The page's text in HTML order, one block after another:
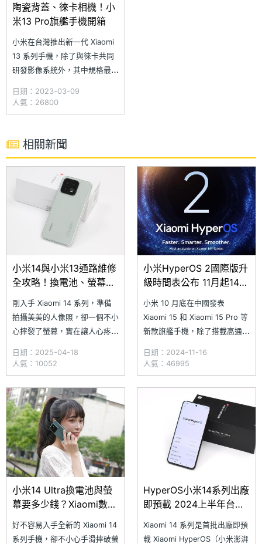
陶瓷背蓋、徠卡相機！小
米13 Pro旗艦手機開箱
小米在台灣推出新一代 Xiaomi
13 系列手機，除了與徠卡共同
研發影像系統外，其中規格最高
身搭配 6.73 吋雙曲面螢幕設
計，正面覆蓋康寧大猩猩
水等級，内建 4,820mAh 電
日期：2023-03-09
人氣：26800
相關新聞
小米14與小米13通路維修
全攻略！換電池、螢幕費
用一篇搞懂(2025.4)
剛入手 Xiaomi 14 系列，準備
拍攝美美的人像照，卻一個不小
心摔裂了螢幕，實在讓人心疼不
字系列手機雖然還能使用，但電
池續航力早已大不如前，時時刻
刻都得帶著充電器？別擔心！小
編特別整理了 SOGI 合作維修店
的最新 Xiaomi 數字系列螢幕與
電池更換報價，讓
日期：2025-04-18
人氣：10052
小米HyperOS 2國際版升
級時間表公布 11月起14T
系列率先開放更新
小米 10 月底在中國發表
Xiaomi 15 和 Xiaomi 15 Pro 等
新款旗艦手機，除了搭載高通
平台，同時啟用最新的 Xiaomi
HyperOS 2（小米澎湃 OS 2）
使用介面，並公布中國版機型的
升級時間表。稍早，小米宣布
日期：2024-11-16
人氣：46995
小米14 Ultra換電池與螢
幕要多少錢？Xiaomi數字
次看(2024.10)
好不容易入手全新的 Xiaomi 14
系列手機，卻不小心手滑摔破螢
HyperOS小米14系列出廠
即預載 2024上半年台灣
Xiaomi 14 系列是首批出廠即預
載 Xiaomi HyperOS（小米澎湃